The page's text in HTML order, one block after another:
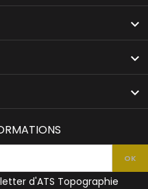



d'ATS Topographie